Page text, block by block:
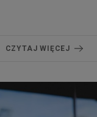
CZYTAJ WIĘCEJ